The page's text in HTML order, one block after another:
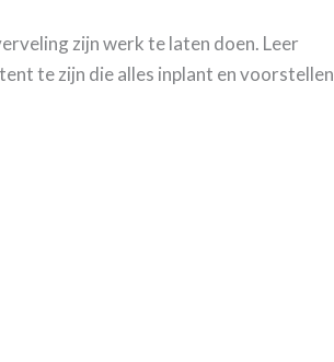
zijn werk te laten doen. Leer
te zijn die alles inplant en voorstellen